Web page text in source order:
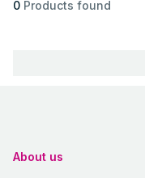
0 Products found
About us